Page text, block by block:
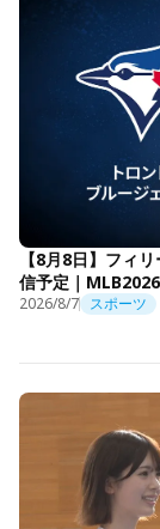
【8月8日】フィ
信予定｜MLB2026
2026/8/7 スポーツ